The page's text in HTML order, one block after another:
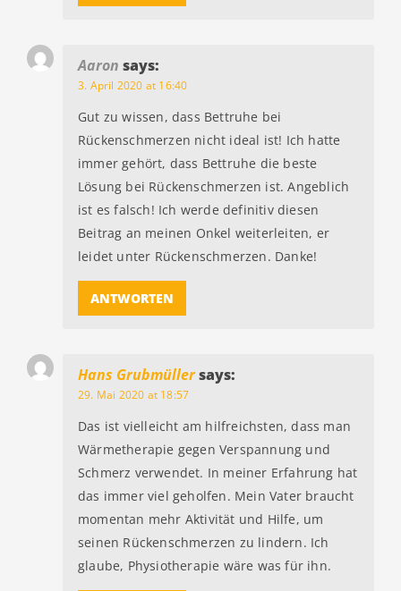
Aaron says:
3. April 2020 at 16:40
Gut zu wissen, dass Bettruhe bei
Rückenschmerzen nicht ideal ist! Ich hatte
immer gehört, dass Bettruhe die beste
Lösung bei Rückenschmerzen ist. Angeblich
ist es falsch! Ich werde definitiv diesen
Beitrag an meinen Onkel weiterleiten, er
leidet unter Rückenschmerzen. Danke!
ANTWORTEN
Hans Grubmüllersays:
29. Mai 2020 at 18:57
Das ist vielleicht am hilfreichsten, dass man
Wärmetherapie gegen Verspannung und
Schmerz verwendet. In meiner Erfahrung hat
das immer viel geholfen. Mein Vater braucht
momentan mehr Aktivität und Hilfe, um
seinen Rückenschmerzen zu lindern. Ich
glaube, Physiotherapie wäre was für ihn.